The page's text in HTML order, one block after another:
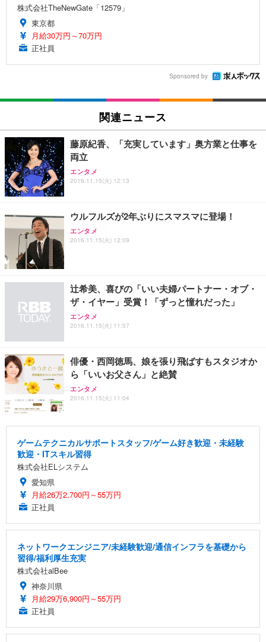
株式会社TheNewGate「12579」
東京都
月給30万円～70万円
正社員
Sponsored by
関連ニュース
藤原紀香、「充実しています」奥方業と仕事を
両立
エンタメ
2016.11.15(火) 12:13
ウルフルズが2年ぶりにスマスマに登場！
エンタメ
2016.11.15(火) 12:09
辻希美、喜びの「いい夫婦パートナー・オブ・
ザ・イヤー」受賞！「ずっと憧れだった」
エンタメ
2016.11.15(火) 11:57
俳優・西岡徳馬、娘を張り飛ばすもスタジオか
ら「いいお父さん」と絶賛
エンタメ
2016.11.15(火) 11:04
ゲームテクニカルサポートスタッフ/ゲーム好き歓迎・未経験
歓迎・ITスキル習得
株式会社ELシステム
愛知県
月給26万2,700円～55万円
正社員
ネットワークエンジニア/未経験歓迎/通信インフラを基礎から
習得/福利厚生充実
株式会社alBee
神奈川県
月給29万6,900円～55万円
正社員